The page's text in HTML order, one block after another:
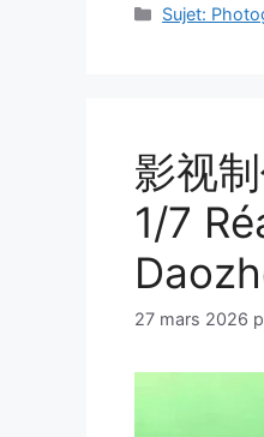
Catégories
Sujet:
影视
1/7
27 mars 2026